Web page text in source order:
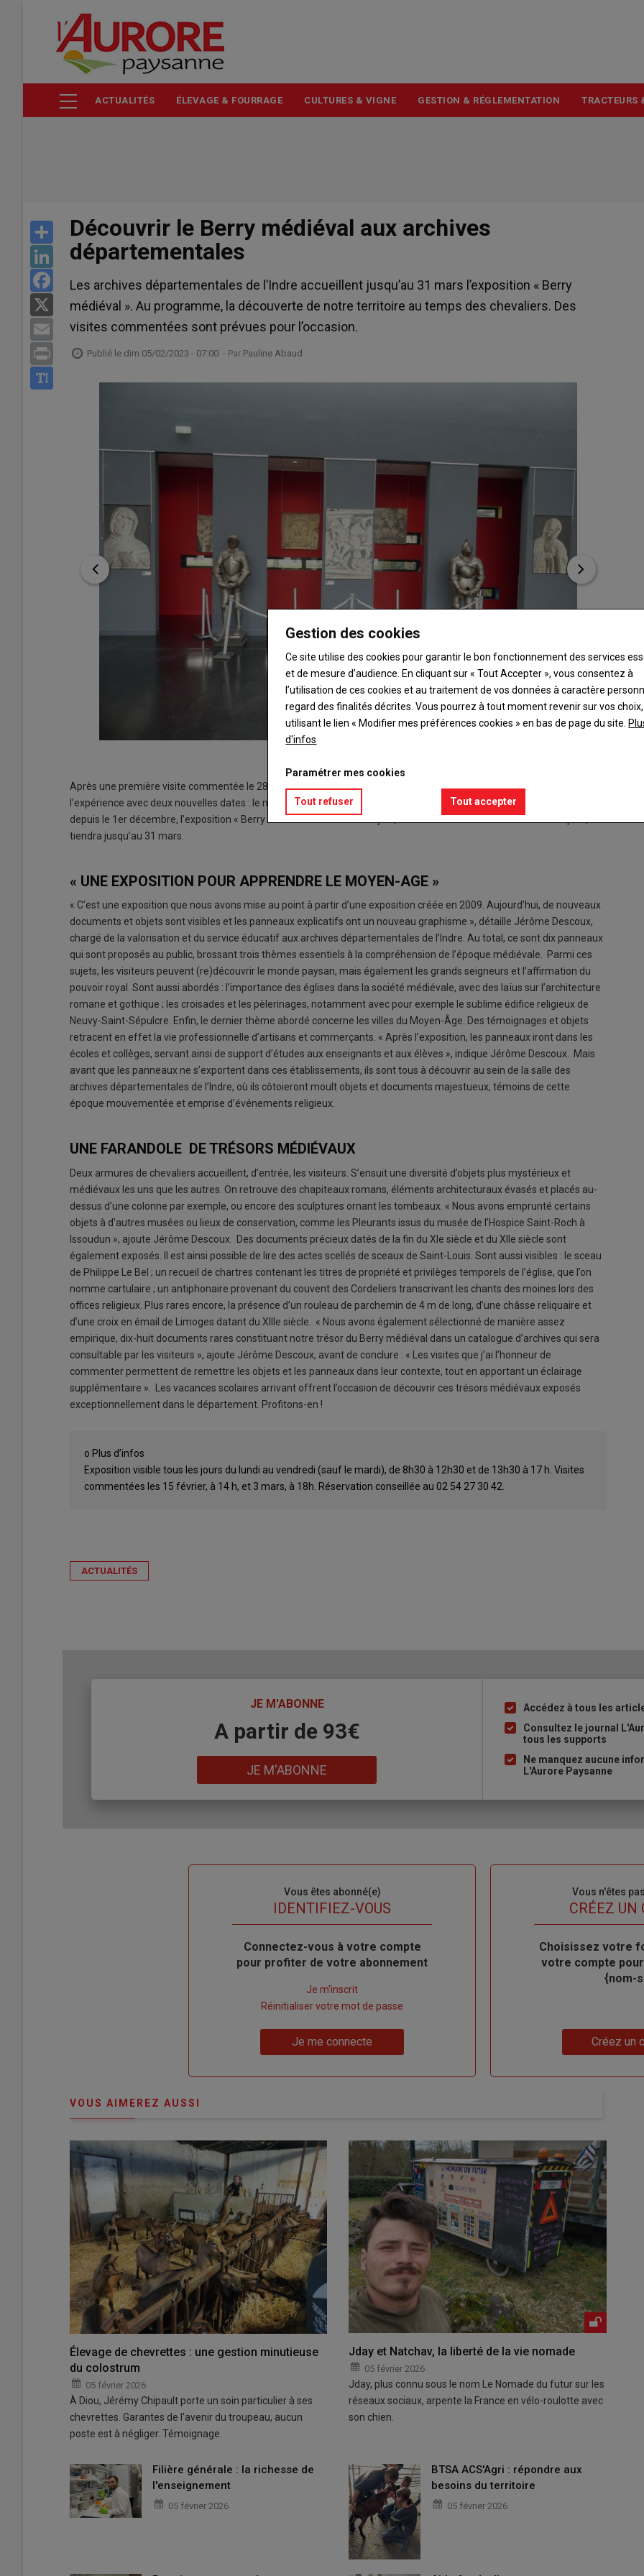
contenu
ACTUALITÉS ÉLEVAGE & FOURRAGE CULTURES & VIGNE GESTION & RÉGLEMENTATION TRACTEURS
Share
LinkedIn
Facebook
Email
Print
Découvrir le Berry médiéval aux archives
départementales
Les archives départementales de l’Indre accueillent jusqu’au 31 mars l’exposition « Berry
médiéval ». Au programme, la découverte de notre territoire au temps des chevaliers. Des
visites commentées sont prévues pour l’occasion.
Publié le dim 05/02/2023 - 07:00 - Par Pauline Abaud
Après une première visite commentée le 28 janvier dernier, les archives départementales de l’Indre réitèrent
l’expérience avec deux nouvelles dates : le mercredi 15 février, à 14 h et le vendredi 3 mars, à 18 h. Mise en place
depuis le 1er décembre, l’exposition « Berry médiéval » recensant objets, documents et documentaires historiques, se
tiendra jusqu’au 31 mars.
« UNE EXPOSITION POUR APPRENDRE LE MOYEN-AGE »
« C’est une exposition que nous avons mise au point à partir d’une exposition créée en 2009. Aujourd’hui, de nouveaux
documents et objets sont visibles et les panneaux explicatifs ont un nouveau graphisme », détaille Jérôme Descoux,
chargé de la valorisation et du service éducatif aux archives départementales de l’Indre. Au total, ce sont dix panneaux
qui sont proposés au public, brossant trois thèmes essentiels à la compréhension de l’époque médiévale. Parmi ces
sujets, les visiteurs peuvent (re)découvrir le monde paysan, mais également les grands seigneurs et l’affirmation du
pouvoir royal. Sont aussi abordés : l’importance des églises dans la société médiévale, avec des laïus sur l’architecture
romane et gothique ; les croisades et les pèlerinages, notamment avec pour exemple le sublime édifice religieux de
Neuvy-Saint-Sépulcre. Enfin, le dernier thème abordé concerne les villes du Moyen-Âge. Des témoignages et objets
retracent en effet la vie professionnelle d’artisans et commerçants. « Après l’exposition, les panneaux iront dans les
écoles et collèges, servant ainsi de support d’études aux enseignants et aux élèves », indique Jérôme Descoux. Mais
avant que les panneaux ne s’exportent dans ces établissements, ils sont tous à découvrir au sein de la salle des
archives départementales de l’Indre, où ils côtoieront moult objets et documents majestueux, témoins de cette
époque mouvementée et emprise d’événements religieux.
UNE FARANDOLE DE TRÉSORS MÉDIÉVAUX
Deux armures de chevaliers accueillent, d’entrée, les visiteurs. S’ensuit une diversité d’objets plus mystérieux et
médiévaux les uns que les autres. On retrouve des chapiteaux romans, éléments architecturaux évasés et placés au-
dessus d’une colonne par exemple, ou encore des sculptures ornant les tombeaux. « Nous avons emprunté certains
objets à d’autres musées ou lieux de conservation, comme les Pleurants issus du musée de l’Hospice Saint-Roch à
Issoudun », ajoute Jérôme Descoux. Des documents précieux datés de la fin du XIe siècle et du XIIe siècle sont
également exposés. Il est ainsi possible de lire des actes scellés de sceaux de Saint-Louis. Sont aussi visibles : le sceau
de Philippe Le Bel ; un recueil de chartres contenant les titres de propriété et privilèges temporels de l’église, que l’on
nomme cartulaire ; un antiphonaire provenant du couvent des Cordeliers transcrivant les chants des moines lors des
offices religieux. Plus rares encore, la présence d’un rouleau de parchemin de 4 m de long, d’une châsse reliquaire et
d’une croix en émail de Limoges datant du XIIIe siècle. « Nous avons également sélectionné de manière assez
empirique, dix-huit documents rares constituant notre trésor du Berry médiéval dans un catalogue d’archives qui sera
consultable par les visiteurs », ajoute Jérôme Descoux, avant de conclure : « Les visites que j’ai l’honneur de
commenter permettent de remettre les objets et les panneaux dans leur contexte, tout en apportant un éclairage
supplémentaire ». Les vacances scolaires arrivant offrent l’occasion de découvrir ces trésors médiévaux exposés
exceptionnellement dans le département. Profitons-en !
o Plus d’infos
Exposition visible tous les jours du lundi au vendredi (sauf le mardi), de 8h30 à 12h30 et de 13h30 à 17 h. Visites
commentées les 15 février, à 14 h, et 3 mars, à 18h. Réservation conseillée au 02 54 27 30 42.
ACTUALITÉS
JE M'ABONNE
A partir de 93€
JE M'ABONNE
Liste
à
puce
Accédez à tous les
Consultez le journal
tous les supports
Ne manquez aucune
L'Aurore Paysanne
Vous êtes abonné(e)
IDENTIFIEZ-VOUS
Body
Connectez-vous à votre compte
pour profiter de votre abonnement
compte"
Je m'inscrit
Réinitialiser votre mot de passe
Je me connecte
Vous n'êtes
TITRECRÉEZ UN
Body
Choisissez votre
votre compte
{nom-
Créez un
VOUS AIMEREZ AUSSI
Élevage de chevrettes : une gestion minutieuse
du colostrum
05 février 2026
À Diou, Jérémy Chipault porte un soin particulier à ses
chevrettes. Garantes de l'avenir du troupeau, aucun
poste est à négliger. Témoignage.
Jday et Natchav, la liberté de la vie nomade
05 février 2026
Jday, plus connu sous le nom Le Nomade du futur sur les
réseaux sociaux, arpente la France en vélo-roulotte avec
son chien.
Filière générale : la richesse de
l'enseignement
05 février 2026
BTSA ACS'Agri : répondre aux
besoins du territoire
05 février 2026
Gestion des cookies
Ce site utilise des cookies pour garantir le bon fonctionnement des services
et de mesure d’audience. En cliquant sur « Tout Accepter », vous consentez à
l’utilisation de ces cookies et au traitement de vos données à caractère
regard des finalités décrites. Vous pourrez à tout moment revenir sur vos
utilisant le lien « Modifier mes préférences cookies » en bas de page du site.
d'infos
Paramétrer mes cookies
Tout refuser Tout accepter